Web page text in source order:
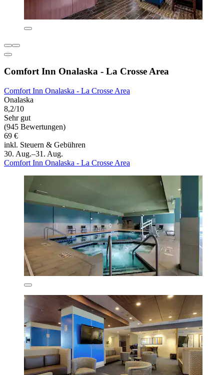
Comfort Inn Onalaska - La Crosse Area
Comfort Inn Onalaska - La Crosse Area
Onalaska
8,2/10
Sehr gut
(945 Bewertungen)
69 €
inkl. Steuern & Gebühren
30. Aug.–31. Aug.
Comfort Inn Onalaska - La Crosse Area